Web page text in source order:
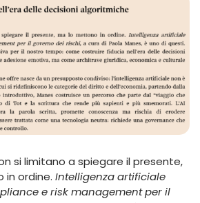
si limitano a spiegare il presente,
ordine. Intelligenza artificiale
e risk management per il